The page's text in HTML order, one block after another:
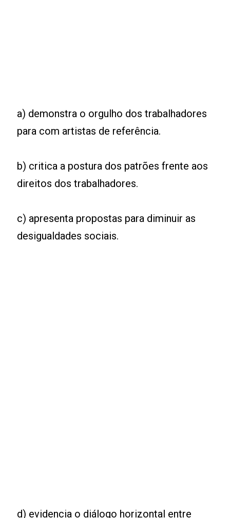
a) demonstra o orgulho dos trabalhadores
para com artistas de referência.
b) critica a postura dos patrões frente aos
direitos dos trabalhadores.
c) apresenta propostas para diminuir as
desigualdades sociais.
d) evidencia o diálogo horizontal entre